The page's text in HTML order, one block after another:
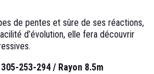
de pentes et sûre de ses réactions,
d’évolution, elle fera découvrir
253-294 / Rayon 8.5m